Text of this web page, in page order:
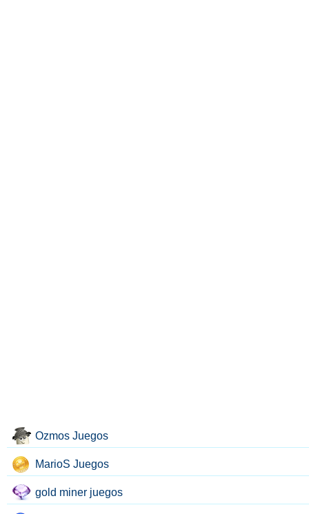
Ozmos Juegos
MarioS Juegos
gold miner juegos